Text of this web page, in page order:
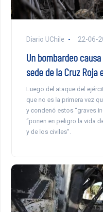
Diario UChile 22-06-
Un bombardeo
sede de la Cruz Roja
Luego del ataque del
que no es la primera vez
y condenó estos “graves
“ponen en peligro la vida
y de los civiles”.